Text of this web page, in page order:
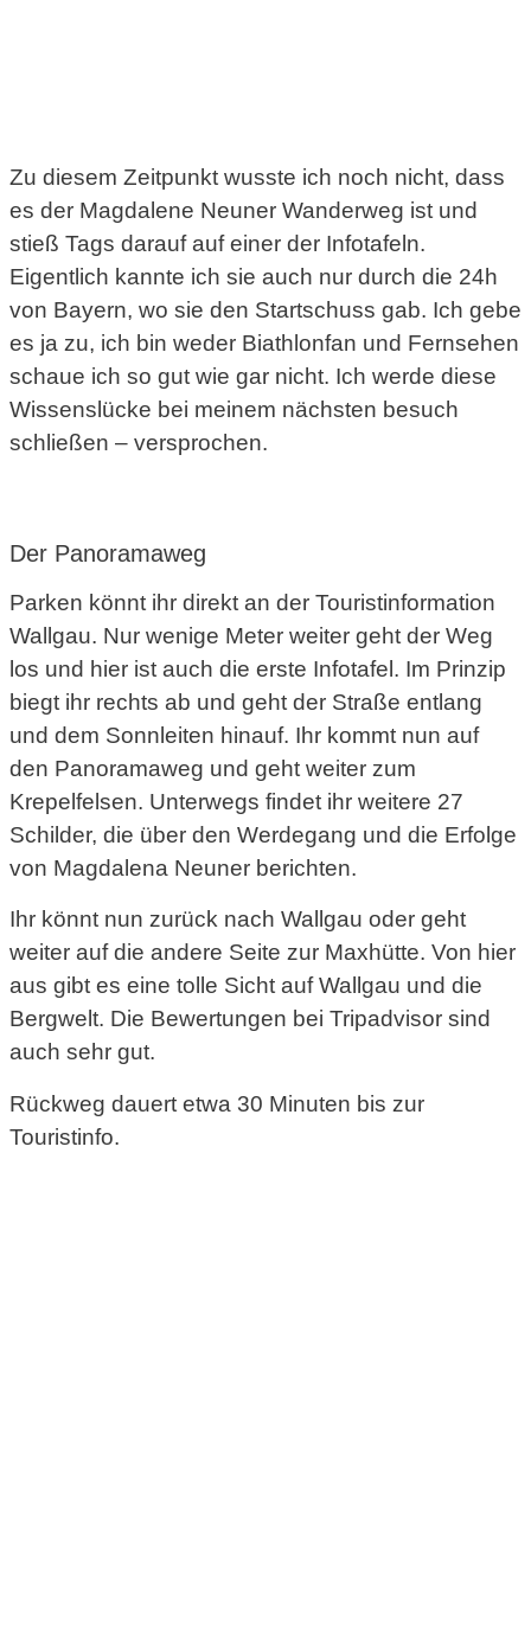
Zu diesem Zeitpunkt wusste ich noch nicht, dass
es der Magdalene Neuner Wanderweg ist und
stieß Tags darauf auf einer der Infotafeln.
Eigentlich kannte ich sie auch nur durch die 24h
von Bayern, wo sie den Startschuss gab. Ich gebe
es ja zu, ich bin weder Biathlonfan und Fernsehen
schaue ich so gut wie gar nicht. Ich werde diese
Wissenslücke bei meinem nächsten besuch
schließen – versprochen.
Der Panoramaweg
Parken könnt ihr direkt an der Touristinformation
Wallgau. Nur wenige Meter weiter geht der Weg
los und hier ist auch die erste Infotafel. Im Prinzip
biegt ihr rechts ab und geht der Straße entlang
und dem Sonnleiten hinauf. Ihr kommt nun auf
den Panoramaweg und geht weiter zum
Krepelfelsen. Unterwegs findet ihr weitere 27
Schilder, die über den Werdegang und die Erfolge
von Magdalena Neuner berichten.
Ihr könnt nun zurück nach Wallgau oder geht
weiter auf die andere Seite zur Maxhütte. Von hier
aus gibt es eine tolle Sicht auf Wallgau und die
Bergwelt. Die Bewertungen bei Tripadvisor sind
auch sehr gut.
Rückweg dauert etwa 30 Minuten bis zur
Touristinfo.